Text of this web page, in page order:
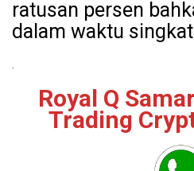
ratusan persen
dalam waktu singkat
.
Royal Q
Trading